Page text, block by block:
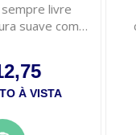
livre
suave com
À VISTA